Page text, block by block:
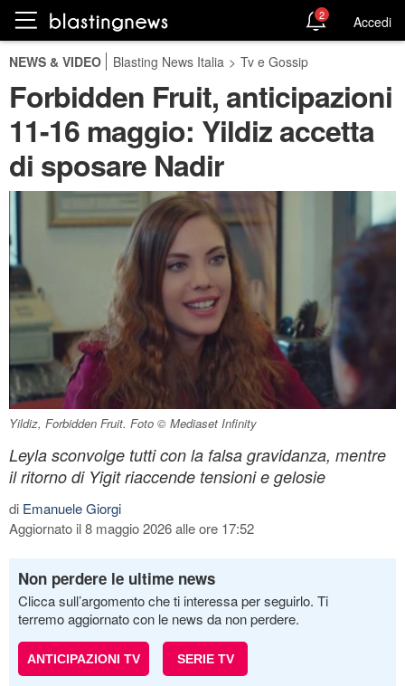
2 Accedi
NEWS & VIDEO Blasting News Italia > Tv e Gossip
Forbidden Fruit, anticipazioni
11-16 maggio: Yildiz accetta
di sposare Nadir
Yildiz, Forbidden Fruit. Foto © Mediaset Infinity
Leyla sconvolge tutti con la falsa gravidanza, mentre
il ritorno di Yigit riaccende tensioni e gelosie
di Emanuele Giorgi
Aggiornato il 8 maggio 2026 alle ore 17:52
Non perdere le ultime news
Clicca sull’argomento che ti interessa per seguirlo. Ti
terremo aggiornato con le news da non perdere.
ANTICIPAZIONI TV SERIE TV